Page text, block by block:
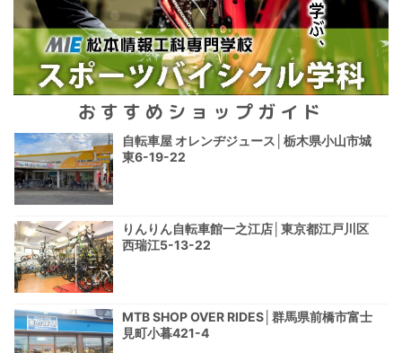
おすすめショップガイド
自転車屋 オレンヂジュース│栃木県小山市城
東6-19-22
りんりん自転車館一之江店│東京都江戸川区
西瑞江5-13-22
MTB SHOP OVER RIDES│群馬県前橋市富士
見町小暮421-4